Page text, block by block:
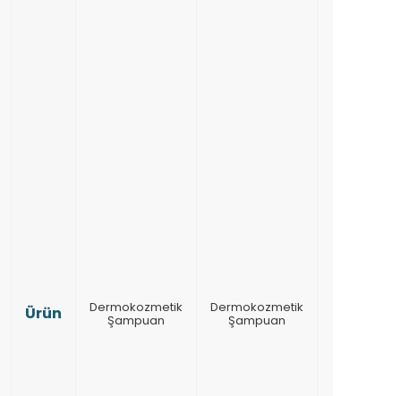
Ürün Dermokozmetik
Şampuan
Dermokozmetik
Şampuan